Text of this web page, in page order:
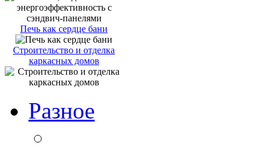
Печь как сердце бани
Строительство и отделка
каркасных домов
Разное